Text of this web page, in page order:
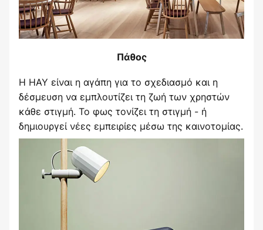
Πάθος
Η HAY είναι η αγάπη για το σχεδιασμό και η
δέσμευση να εμπλουτίζει τη ζωή των χρηστών
κάθε στιγμή. Το φως τονίζει τη στιγμή - ή
δημιουργεί νέες εμπειρίες μέσω της καινοτομίας.